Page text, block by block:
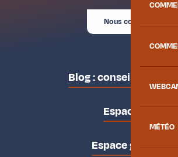
MÉTÉO
Nous contacter
Blog : conseils des
Espace pro
Espace groupes